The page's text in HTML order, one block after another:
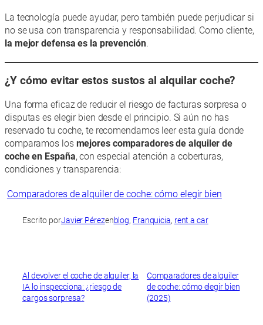
La tecnología puede ayudar, pero también puede perjudicar si
no se usa con transparencia y responsabilidad. Como cliente,
la mejor defensa es la prevención.
¿Y cómo evitar estos sustos al alquilar coche?
Una forma eficaz de reducir el riesgo de facturas sorpresa o
disputas es elegir bien desde el principio. Si aún no has
reservado tu coche, te recomendamos leer esta guía donde
comparamos los mejores comparadores de alquiler de
coche en España, con especial atención a coberturas,
condiciones y transparencia:
Comparadores de alquiler de coche: cómo elegir bien
Escrito porJavier Pérezenblog, Franquicia, rent a car
Al devolver el coche de alquiler, la
IA lo inspecciona: ¿riesgo de
cargos sorpresa?
Comparadores de alquiler
de coche: cómo elegir bien
(2025)